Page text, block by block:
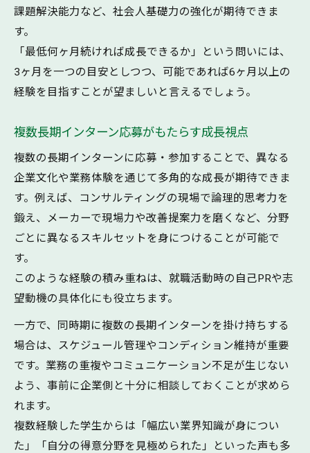
課題解決能力など、社会人基礎力の強化が期待できま
す。
「最低何ヶ月続ければ成長できるか」という問いには、
3ヶ月を一つの目安としつつ、可能であれば6ヶ月以上の
経験を目指すことが望ましいと言えるでしょう。
複数長期インターン応募がもたらす成長視点
複数の長期インターンに応募・参加することで、異なる
企業文化や業務体験を通じて多角的な成長が期待できま
す。例えば、コンサルティングの現場で論理的思考力を
鍛え、メーカーで現場力や改善提案力を磨くなど、分野
ごとに異なるスキルセットを身につけることが可能で
す。
このような経験の積み重ねは、就職活動時の自己PRや志
望動機の具体化にも役立ちます。
一方で、同時期に複数の長期インターンを掛け持ちする
場合は、スケジュール管理やコンディション維持が重要
です。業務の重複やコミュニケーション不足が生じない
よう、事前に企業側と十分に相談しておくことが求めら
れます。
複数経験した学生からは「幅広い業界知識が身につい
た」「自分の得意分野を見極められた」といった声も多